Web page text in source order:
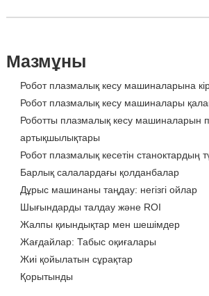
Мазмұны
Робот плазмалық кесу машиналарына
Робот плазмалық кесу машиналары
Роботты плазмалық кесу машиналарын
артықшылықтары
Робот плазмалық кесетін станоктардың
Барлық салалардағы қолданбалар
Дұрыс машинаны таңдау: негізгі ойлар
Шығындарды талдау және ROI
Жалпы қиындықтар мен шешімдер
Жағдайлар: Табыс оқиғалары
Жиі қойылатын сұрақтар
Қорытынды